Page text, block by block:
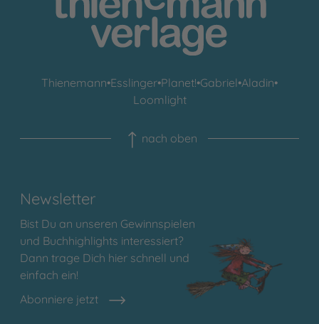
Thienemann•Esslinger•Planet!•Gabriel•Aladin•
Loomlight
nach oben
Newsletter
Bist Du an unseren Gewinnspielen
und Buchhighlights interessiert?
Dann trage Dich hier schnell und
einfach ein!
Abonniere jetzt